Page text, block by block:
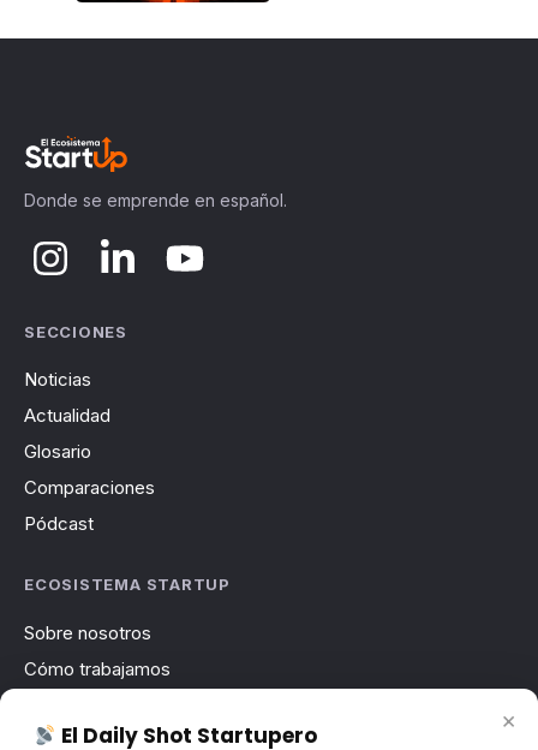
Donde se emprende en español.
SECCIONES
Noticias
Actualidad
Glosario
Comparaciones
Pódcast
ECOSISTEMA STARTUP
Sobre nosotros
Cómo trabajamos
Contacto
×
El Daily Shot Startupero